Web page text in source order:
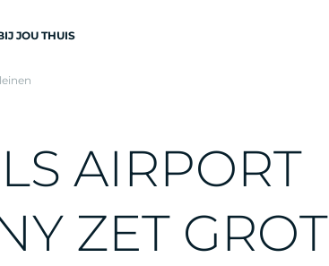
JOU THUIS
LS AIRPORT
Y ZET GROT